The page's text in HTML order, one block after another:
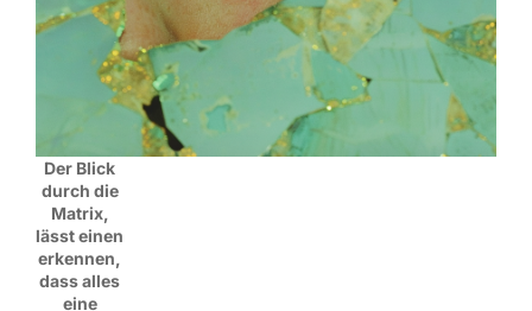
Der Blick
durch die
Matrix,
lässt einen
erkennen,
dass alles
eine